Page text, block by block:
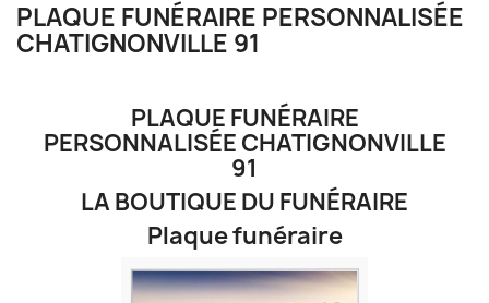
PLAQUE FUNÉRAIRE PERSONNALISÉE
CHATIGNONVILLE 91
PLAQUE FUNÉRAIRE
PERSONNALISÉE CHATIGNONVILLE
91
LA BOUTIQUE DU FUNÉRAIRE
Plaque funéraire